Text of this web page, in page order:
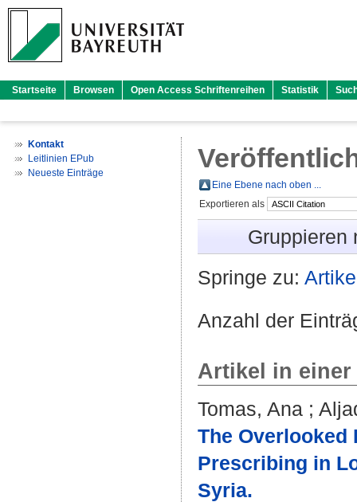
Startseite Browsen Open Access Schriftenreihen Statistik
Kontakt
Leitlinien EPub
Neueste Einträge
Eine Ebene nach oben ...
Exportieren als
Gruppieren
Springe zu:
Anzahl der
Artikel in
Tomas, Ana ;
The Overlooked
Prescribing in
Syria.